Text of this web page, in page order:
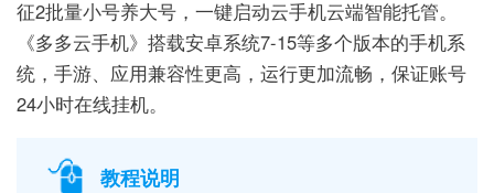
征2批量小号养大号，一键启动云手机云端智能托管。
《多多云手机》搭载安卓系统7-15等多个版本的手机系
统，手游、应用兼容性更高，运行更加流畅，保证账号
24小时在线挂机。
教程说明